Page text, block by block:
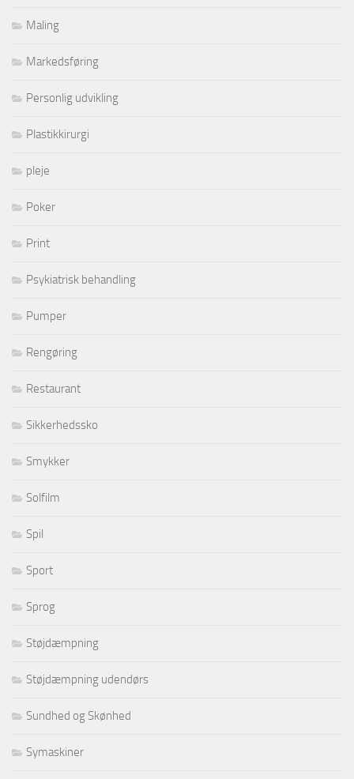
Maling
Markedsføring
Personlig udvikling
Plastikkirurgi
pleje
Poker
Print
Psykiatrisk behandling
Pumper
Rengøring
Restaurant
Sikkerhedssko
Smykker
Solfilm
Spil
Sport
Sprog
Støjdæmpning
Støjdæmpning udendørs
Sundhed og Skønhed
Symaskiner